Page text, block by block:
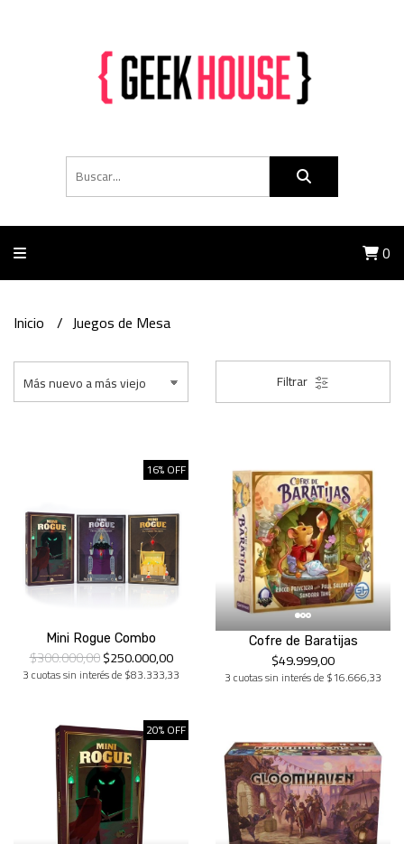
0
Inicio Juegos de Mesa
Filtrar
16% OFF
Mini Rogue Combo
$300.000,00$250.000,00
3 cuotas sin interés de $83.333,33
Cofre de Baratijas
$49.999,00
3 cuotas sin interés de $16.666,33
20% OFF